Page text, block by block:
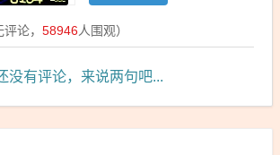
评论， 58946人围观）
没有评论，来说两句吧...